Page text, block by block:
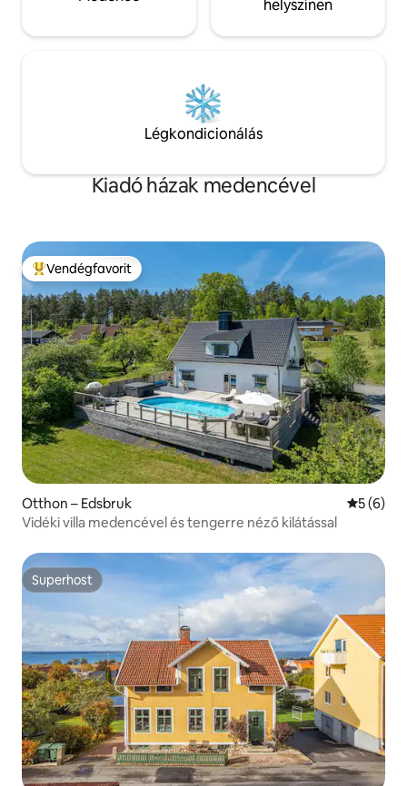
helyszínen
Légkondicionálás
Kiadó házak medencével
Kiemelt vendégfavorit
Vendégfavorit
Otthon – Edsbruk Átlagos
5 (6)
Vidéki villa medencével és tengerre néző kilátással
Superhost
Superhost